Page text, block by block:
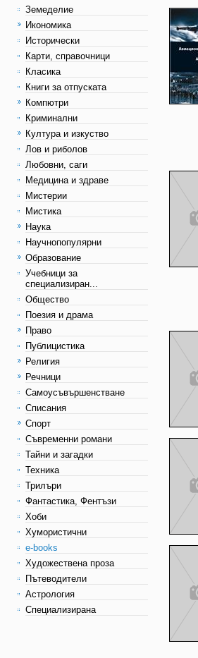
Земеделие
Икономика
Исторически
Карти, справочници
Класика
Книги за отпуската
Компютри
Криминални
Култура и изкуство
Лов и риболов
Любовни, саги
Медицина и здраве
Мистерии
Мистика
Наука
Научнопопулярни
Образование
Учебници за
специализиран...
Общество
Поезия и драма
Право
Публицистика
Религия
Речници
Самоусъвършенстване
Списания
Спорт
Съвременни романи
Тайни и загадки
Техника
Трилъри
Фантастика, Фентъзи
Хоби
Хумористични
e-books
Художествена проза
Пътеводители
Астрология
Специализирана